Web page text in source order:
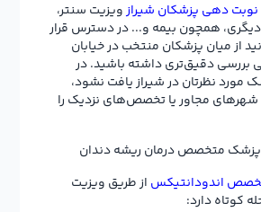
دهی پزشکان شیرازویزیت سنتر،
دیگری، همچون بیمه و... در دسترس قرار
از میان پزشکان منتخب در خیابان
بررسی دقیق‌تری داشته باشید. در
مورد نظرتان در شیراز یافت نشود،
شهرهای مجاور یا تخصص‌های نزدیک را
متخصص درمان ریشه دندان
اندودانتیکس از طریق ویزیت
کوتاه دارد: